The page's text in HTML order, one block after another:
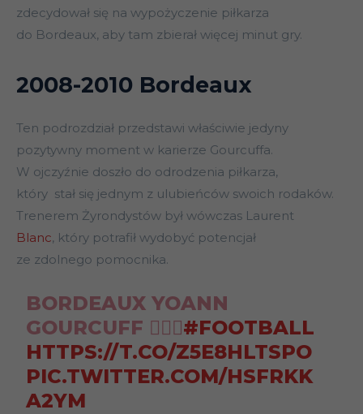
zdecydował się na wypożyczenie piłkarza
do Bordeaux, aby tam zbierał więcej minut gry.
2008-2010 Bordeaux
Ten podrozdział przedstawi właściwie jedyny
pozytywny moment w karierze Gourcuffa.
W ojczyźnie doszło do odrodzenia piłkarza,
który stał się jednym z ulubieńców swoich rodaków.
Trenerem Żyrondystów był wówczas Laurent
Blanc, który potrafił wydobyć potencjał
ze zdolnego pomocnika.
BORDEAUX YOANN
GOURCUFF 👌🏾🔥#FOOTBALL
HTTPS://T.CO/Z5E8HLTSPO
PIC.TWITTER.COM/HSFRKK
A2YM